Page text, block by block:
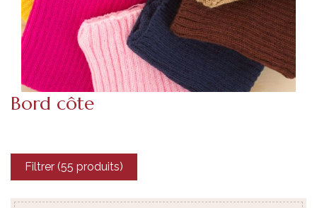
Bord côte
Filtrer (55 produits)